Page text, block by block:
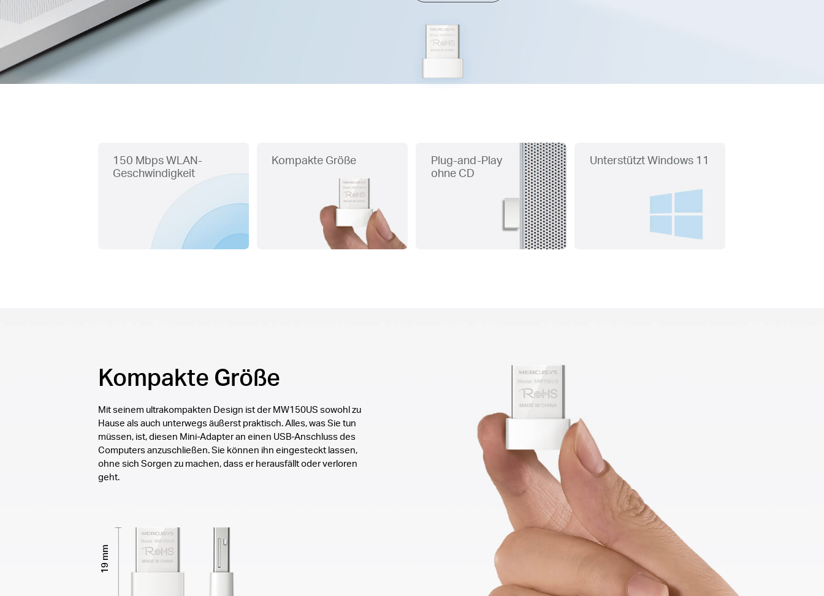
150 Mbps WLAN-
Geschwindigkeit
Kompakte Größe
Plug-and-Play
ohne CD
Unterstützt Windows 11
Kompakte Größe
Mit seinem ultrakompakten Design ist der MW150US sowohl zu
Hause als auch unterwegs äußerst praktisch. Alles, was Sie tun
müssen, ist, diesen Mini-Adapter an einen USB-Anschluss des
Computers anzuschließen. Sie können ihn eingesteckt lassen,
ohne sich Sorgen zu machen, dass er herausfällt oder verloren
geht.
19 mm